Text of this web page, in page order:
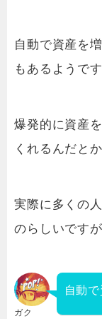
自動で資産を
もあるようです
爆発的に資産
くれるんだとか
実際に多くの
のらしいですが
ガク
自動